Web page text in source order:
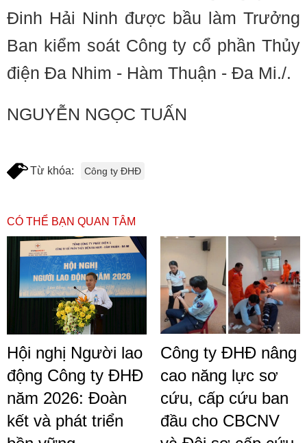
Đinh Hải Ninh được bầu làm Trưởng
Ban kiểm soát Công ty cổ phần Thủy
điện Đa Nhim - Hàm Thuận - Đa Mi./.
NGUYỄN NGỌC TUẤN
Từ khóa: Công ty ĐHĐ
CÓ THỂ BẠN QUAN TÂM
Hội nghị Người lao
động Công ty ĐHĐ
năm 2026: Đoàn
kết và phát triển
Công ty ĐHĐ nâng
cao năng lực sơ
cứu, cấp cứu ban
đầu cho CBCNV